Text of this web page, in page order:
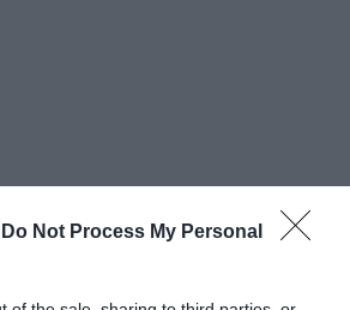
Do Not Process My Personal